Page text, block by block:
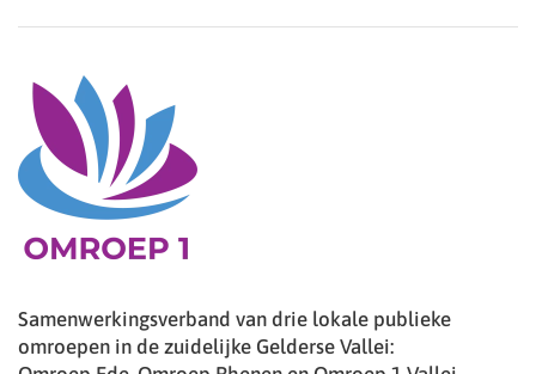
Samenwerkingsverband van drie lokale publieke
omroepen in de zuidelijke Gelderse Vallei: